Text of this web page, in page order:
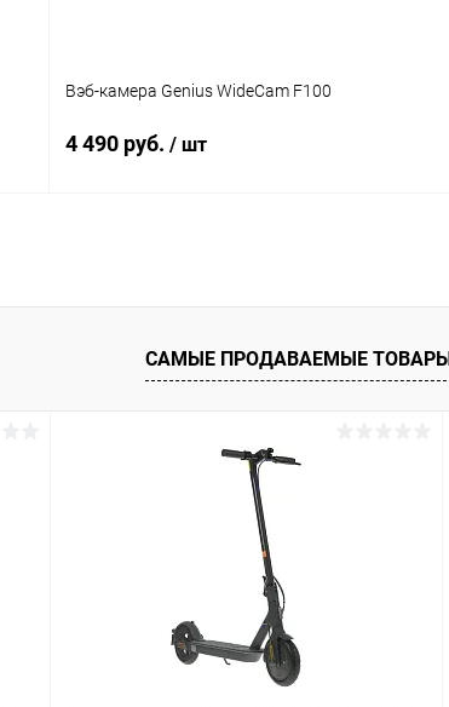
Вэб-камера Genius WideCam F100
4 490 руб. / шт
К сравнению
В избранное В наличии
САМЫЕ ПРОДАВАЕМЫЕ ТОВАРЫ